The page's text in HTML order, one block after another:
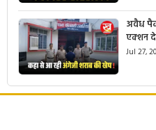
अवैध
एक्शन
Jul 27,